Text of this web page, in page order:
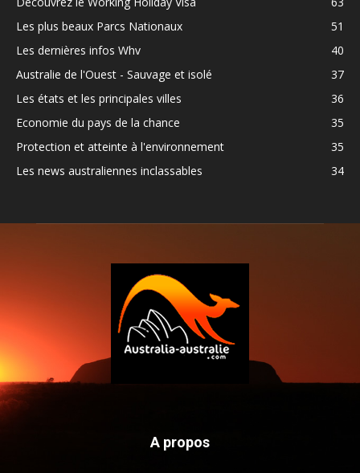
Les plus beaux Parcs Nationaux
51
Les dernières infos Whv
40
Australie de l'Ouest - Sauvage et isolé
37
Les états et les principales villes
36
Economie du pays de la chance
35
Protection et atteinte à l'environnement
35
Les news australiennes inclassables
34
A propos